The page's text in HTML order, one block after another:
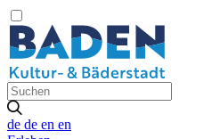
de de en en